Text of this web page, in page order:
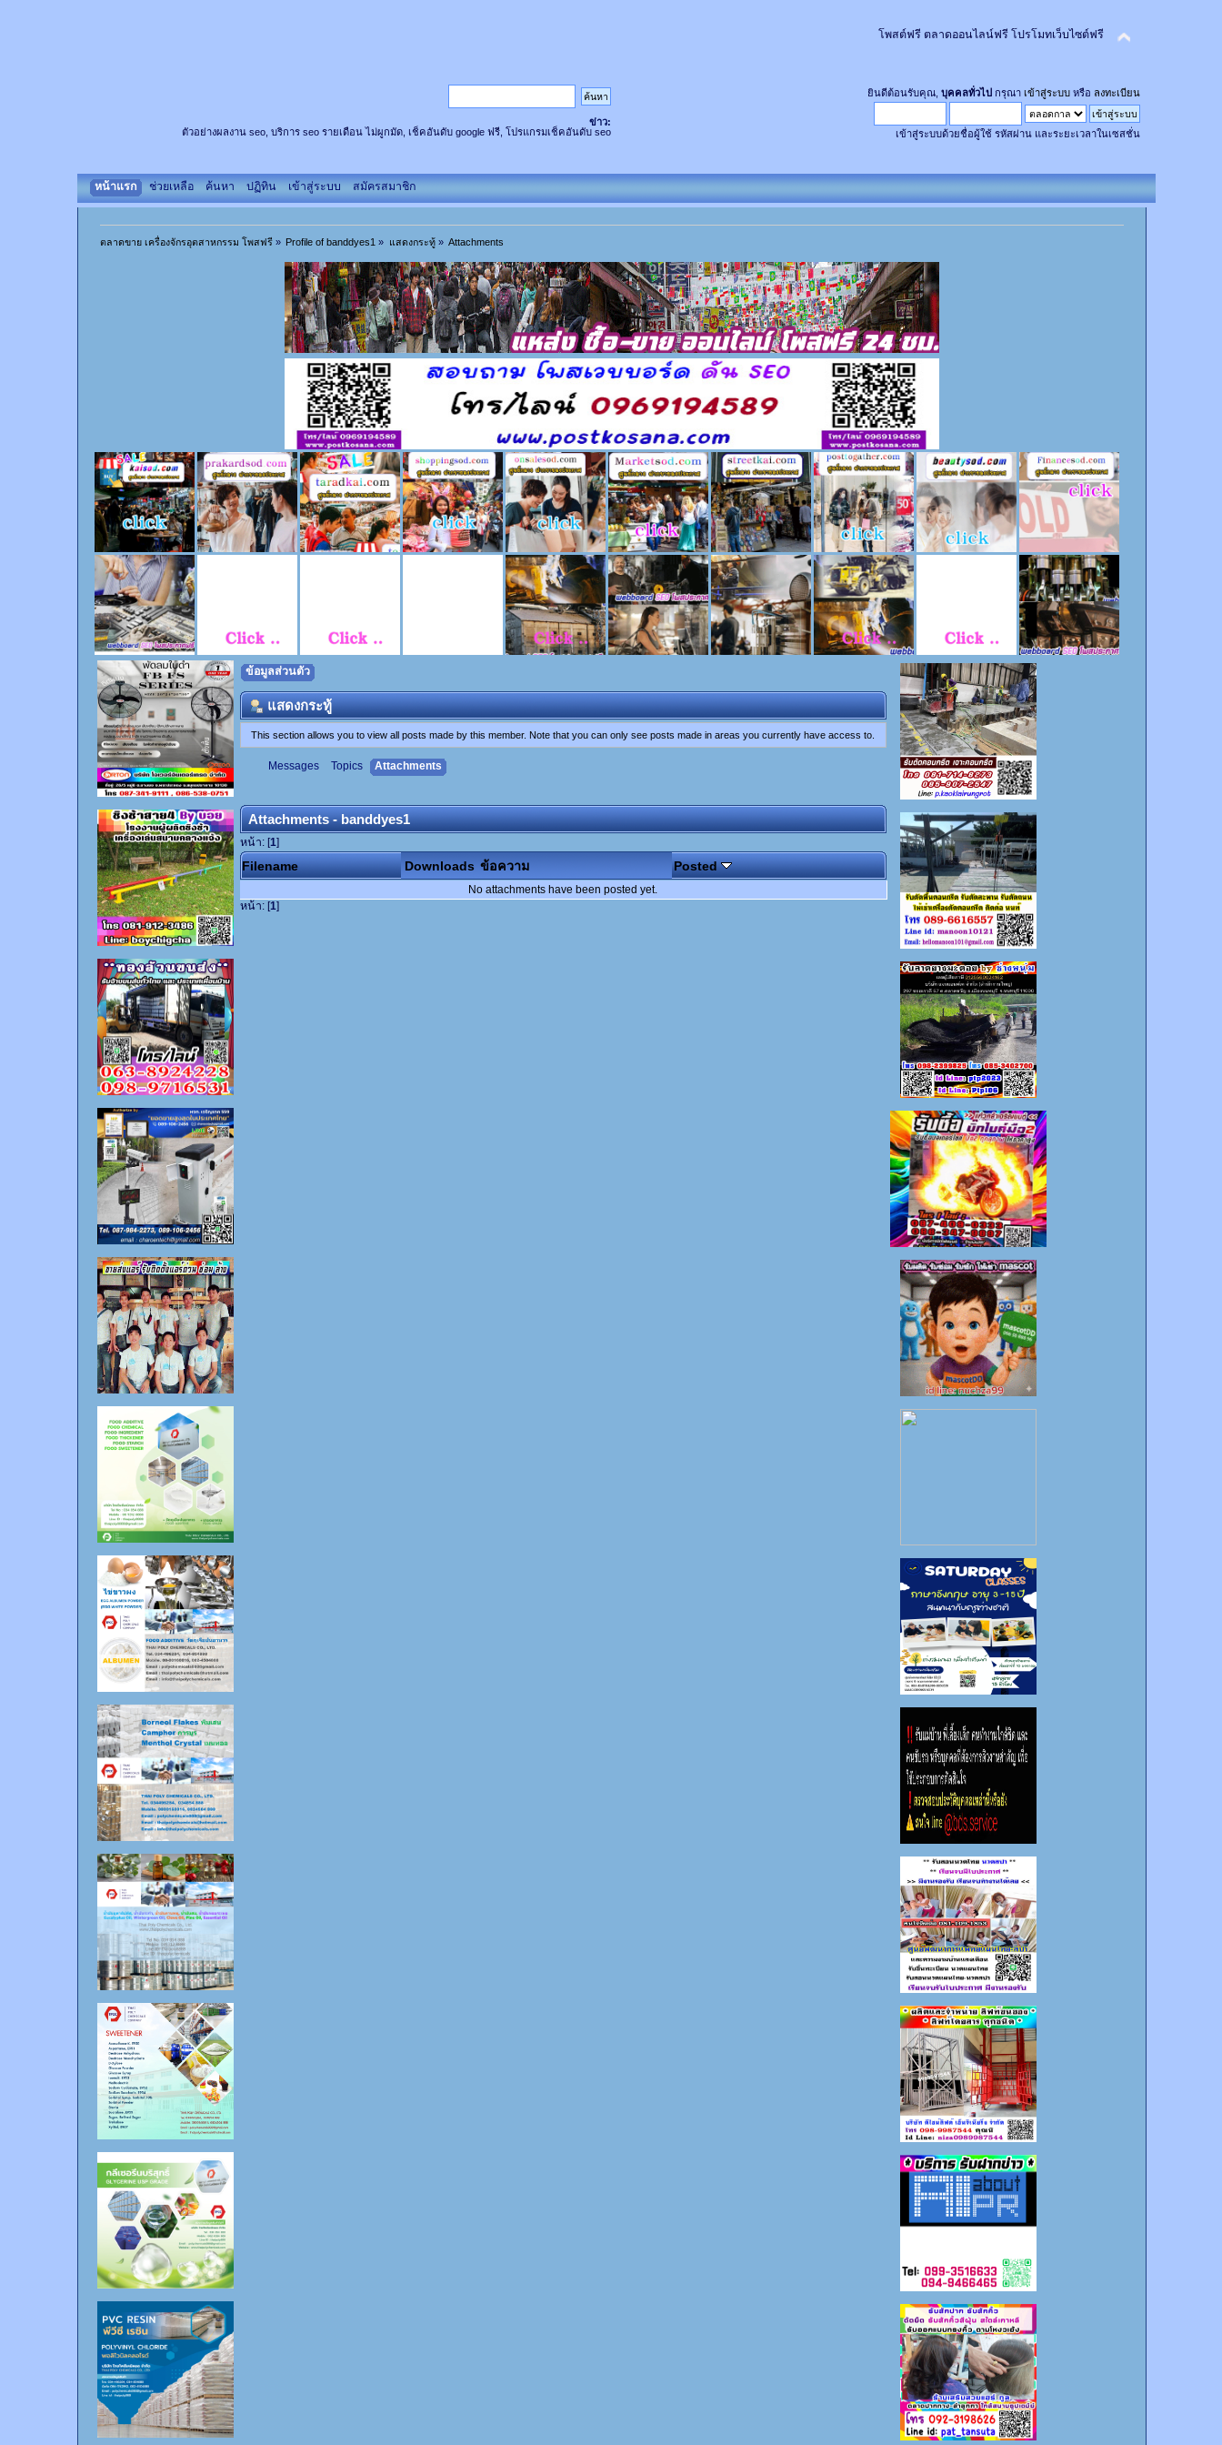
โพสต์ฟรี ตลาดออนไลน์ฟรี โปรโมทเว็บไซต์ฟรี
ยินดีต้อนรับคุณ, บุคคลทั่วไป กรุณา เข้าสู่ระบบหรือ ลงทะเบียน
เข้าสู่ระบบด้วยชื่อผู้ใช้ รหัสผ่าน และระยะเวลาในเซสชั่น
ข่าว:
ตัวอย่างผลงาน seo, บริการ seo รายเดือน ไม่ผูกมัด, เช็คอันดับ google ฟรี, โปรแกรมเช็คอันดับ seo
หน้าแรก ช่วยเหลือ ค้นหา ปฏิทิน เข้าสู่ระบบ สมัครสมาชิก
ตลาดขาย เครื่องจักรอุตสาหกรรม โพสฟรี » Profile of banddyes1 » แสดงกระทู้» Attachments
ข้อมูลส่วนตัว
แสดงกระทู้
This section allows you to view all posts made by this member. Note that you can only see posts made in areas you currently have access to.
Messages Topics Attachments
Attachments - banddyes1
หน้า: [1]
Filename Downloads ข้อความ Posted
No attachments have been posted yet.
หน้า: [1]